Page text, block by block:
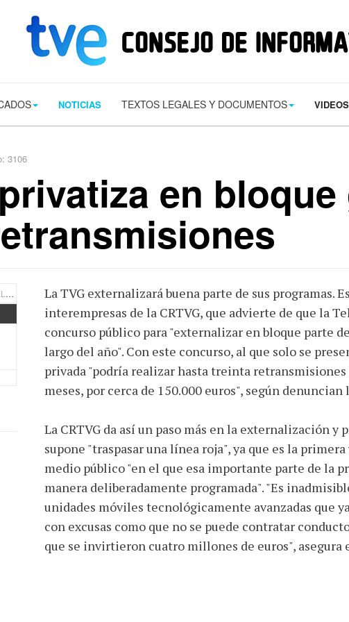
NOTICIAS TEXTOS LEGALES Y DOCUMENTOS
3106
en
más grande
La TVG externalizará buena parte de sus programas.
interempresas de la CRTVG, que advierte de que la
concurso público para "externalizar en bloque parte
largo del año". Con este concurso, al que solo se
privada "podría realizar hasta treinta
meses, por cerca de 150.000 euros", según
La CRTVG da así un paso más en la externalización
supone "traspasar una línea roja", ya que es la
medio público "en el que esa importante parte de la
manera deliberadamente programada". "Es
unidades móviles tecnológicamente avanzadas que
con excusas como que no se puede contratar
que se invirtieron cuatro millones de euros", asegura